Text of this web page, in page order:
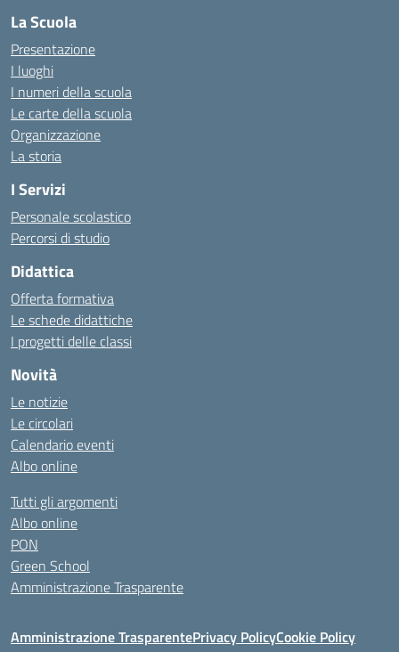
La Scuola
Presentazione
I luoghi
I numeri della scuola
Le carte della scuola
Organizzazione
La storia
I Servizi
Personale scolastico
Percorsi di studio
Didattica
Offerta formativa
Le schede didattiche
I progetti delle classi
Novità
Le notizie
Le circolari
Calendario eventi
Albo online
Tutti gli argomenti
Albo online
PON
Green School
Amministrazione Trasparente
Amministrazione TrasparentePrivacy PolicyCookie Policy